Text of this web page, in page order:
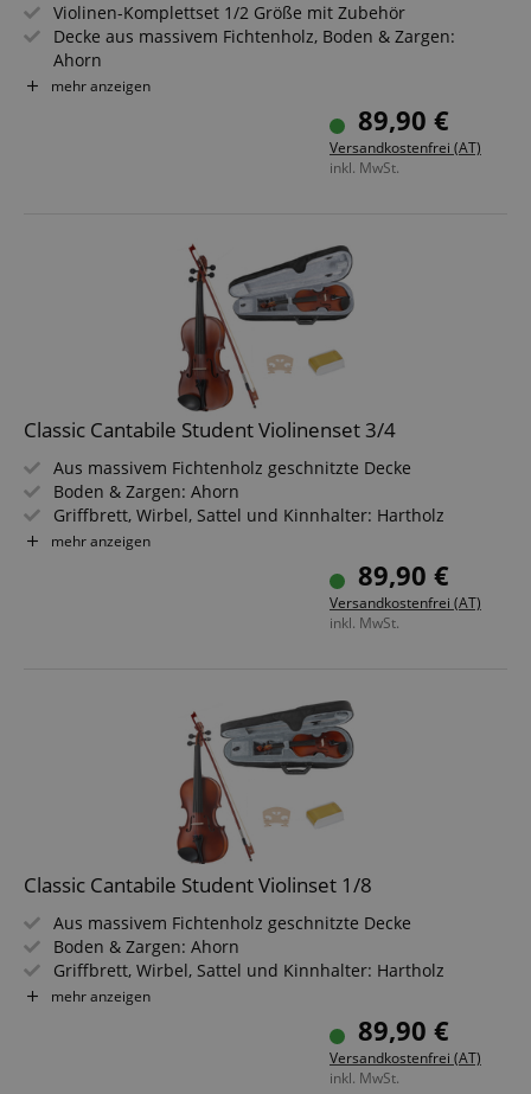
Violinen-Komplettset 1/2 Größe mit Zubehör
Decke aus massivem Fichtenholz, Boden & Zargen:
Ahorn
Griffbrett, Wirbel, Sattel und Kinnhalter: Ebenholz
Inkl. Koffer mit Schulterriemen und Fronttasche, Bogen
mehr anzeigen
89,90 €
Versandkostenfrei (AT)
inkl. MwSt.
Classic Cantabile Student Violinenset 3/4
Aus massivem Fichtenholz geschnitzte Decke
Boden & Zargen: Ahorn
Griffbrett, Wirbel, Sattel und Kinnhalter: Hartholz
Größe: 3/4
Inklusive Etui, Holzbogen, Ebenholzfrosch und
mehr anzeigen
89,90 €
Versandkostenfrei (AT)
inkl. MwSt.
Classic Cantabile Student Violinset 1/8
Aus massivem Fichtenholz geschnitzte Decke
Boden & Zargen: Ahorn
Griffbrett, Wirbel, Sattel und Kinnhalter: Hartholz
Größe: 1/8
Inklusive Etui, Holzbogen, Ebenholzfrosch und
mehr anzeigen
89,90 €
Versandkostenfrei (AT)
inkl. MwSt.